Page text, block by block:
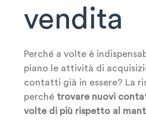
vendita
Perché a volte è
piano le attività di
contatti già in essere? La
perché trovare nuovi
volte di più rispetto al